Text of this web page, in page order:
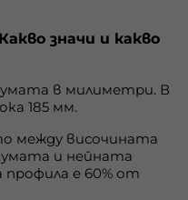
значи и какво
в милиметри. В
185 мм.
между височината
и нейната
профила е 60% от